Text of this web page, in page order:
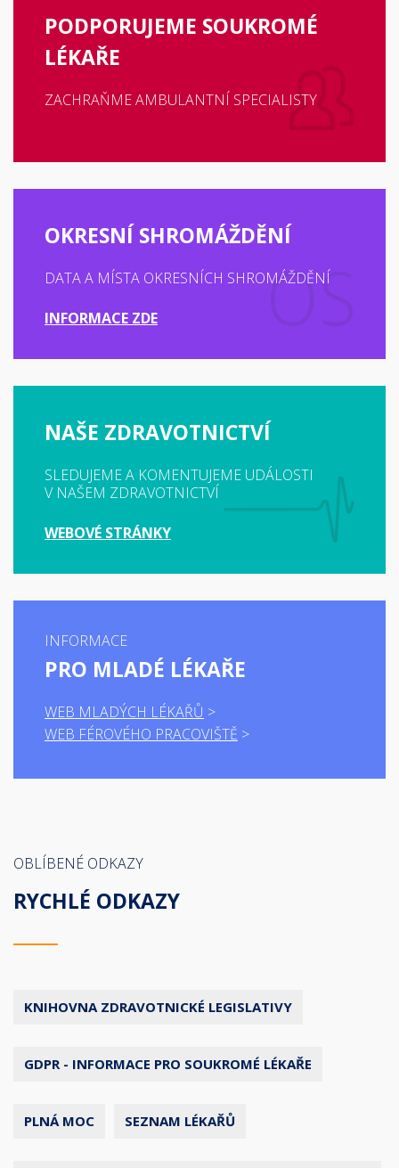
PODPORUJEME SOUKROMÉ
LÉKAŘE
ZACHRAŇME AMBULANTNÍ SPECIALISTY
OKRESNÍ SHROMÁŽDĚNÍ
DATA A MÍSTA OKRESNÍCH SHROMÁŽDĚNÍ
INFORMACE ZDE
NAŠE ZDRAVOTNICTVÍ
SLEDUJEME A KOMENTUJEME UDÁLOSTI
V NAŠEM ZDRAVOTNICTVÍ
WEBOVÉ STRÁNKY
INFORMACE
PRO MLADÉ LÉKAŘE
WEB MLADÝCH LÉKAŘŮ
WEB FÉROVÉHO PRACOVIŠTĚ
OBLÍBENÉ ODKAZY
RYCHLÉ ODKAZY
KNIHOVNA ZDRAVOTNICKÉ LEGISLATIVY
GDPR - INFORMACE PRO SOUKROMÉ LÉKAŘE
PLNÁ MOC SEZNAM LÉKAŘŮ